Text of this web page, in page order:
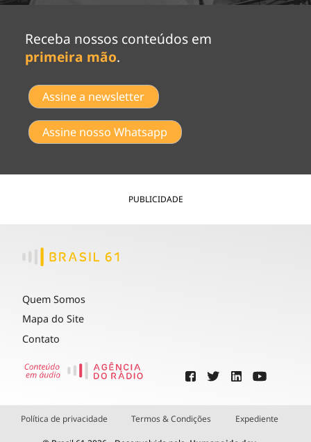
Receba nossos conteúdos em
primeira mão.
Assine a newsletter
Assine nosso Whatsapp
PUBLICIDADE
Quem Somos
Mapa do Site
Contato
Política de privacidade Termos & Condições Expediente